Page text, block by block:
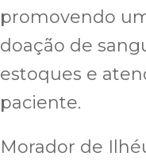
promovendo
doação de
estoques e
paciente.
Morador de